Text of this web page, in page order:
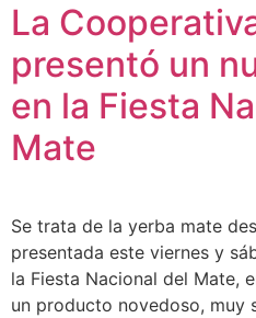
La
presentó un
en la Fiesta
Mate
Se trata de la yerba mate
presentada este viernes y
la Fiesta Nacional del Mate,
un producto novedoso, muy